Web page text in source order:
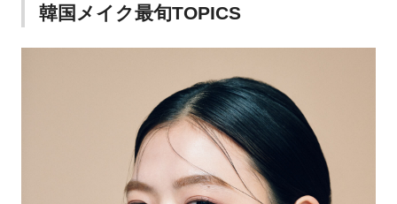
韓国メイク最旬TOPICS